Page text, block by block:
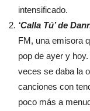
intensificado.
‘Calla Tú’ de
FM, una emisora
pop de ayer y
veces se daba la
canciones con
poco más a